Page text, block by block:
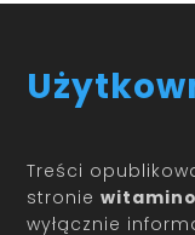
Treści
stronie
wyłącznie